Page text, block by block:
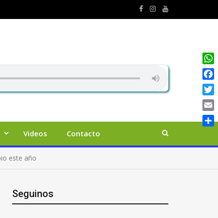
Videos Contacto
este año
Seguinos